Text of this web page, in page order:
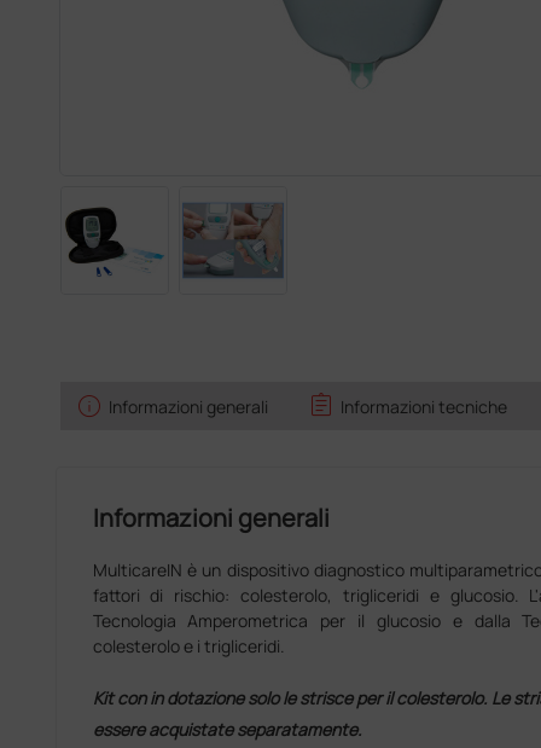
info Informazioni generali assignment Informazioni tecniche
Informazioni generali
MulticareIN è un dispositivo diagnostico
fattori di rischio: colesterolo, trigliceridi e glucosio.
Tecnologia Amperometrica per il glucosio e dalla
colesterolo e i trigliceridi.
Kit con in dotazione solo le strisce per il colesterolo. Le
essere acquistate separatamente.